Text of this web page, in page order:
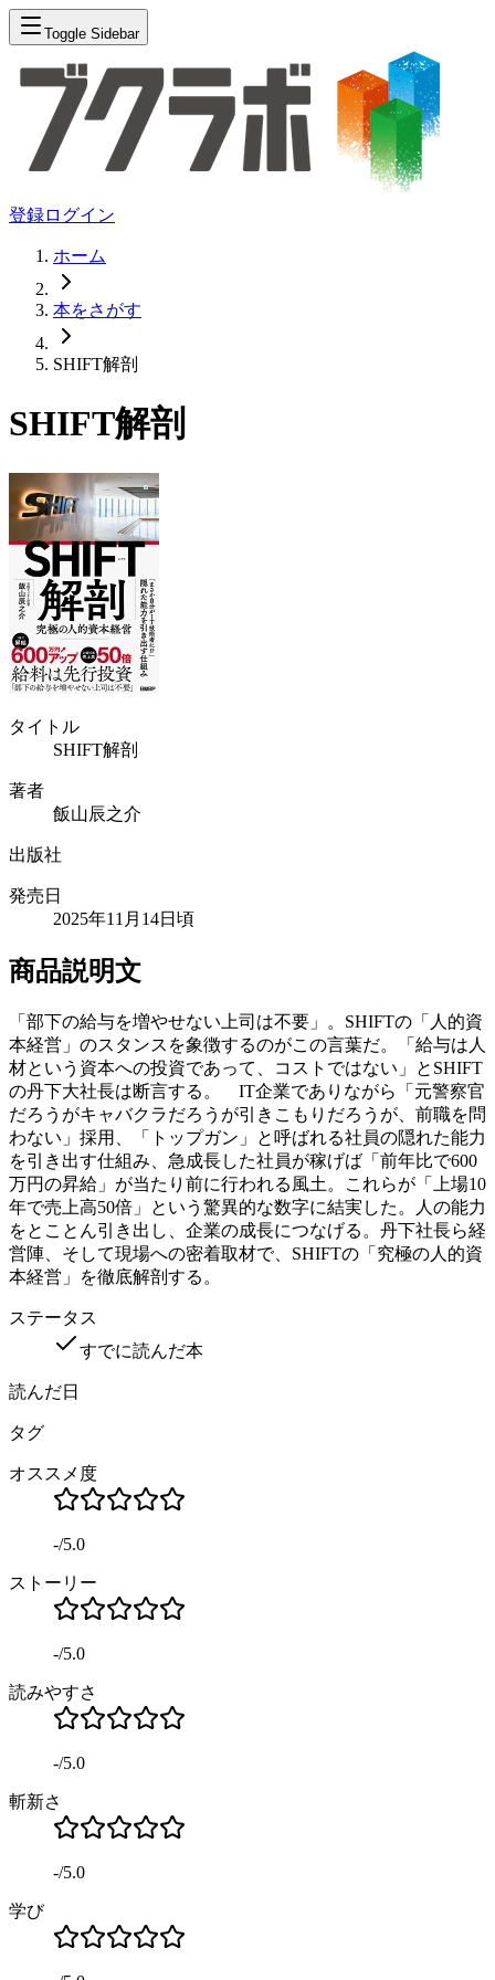
Toggle Sidebar
登録ログイン
ホーム
本をさがす
SHIFT解剖
SHIFT解剖
タイトル
SHIFT解剖
著者
飯山辰之介
出版社
発売日
2025年11月14日頃
商品説明文
「部下の給与を増やせない上司は不要」。SHIFTの「人的資
本経営」のスタンスを象徴するのがこの言葉だ。「給与は人
材という資本への投資であって、コストではない」とSHIFT
の丹下大社長は断言する。 IT企業でありながら「元警察官
だろうがキャバクラだろうが引きこもりだろうが、前職を問
わない」採用、「トップガン」と呼ばれる社員の隠れた能力
を引き出す仕組み、急成長した社員が稼げば「前年比で600
万円の昇給」が当たり前に行われる風土。これらが「上場10
年で売上高50倍」という驚異的な数字に結実した。人の能力
をとことん引き出し、企業の成長につなげる。丹下社長ら経
営陣、そして現場への密着取材で、SHIFTの「究極の人的資
本経営」を徹底解剖する。
ステータス
すでに読んだ本
読んだ日
タグ
オススメ度
-/5.0
ストーリー
-/5.0
読みやすさ
-/5.0
斬新さ
-/5.0
学び